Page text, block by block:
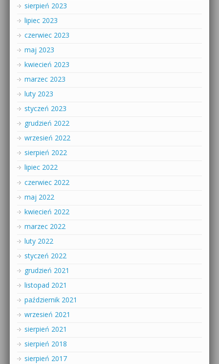
sierpień 2023
lipiec 2023
czerwiec 2023
maj 2023
kwiecień 2023
marzec 2023
luty 2023
styczeń 2023
grudzień 2022
wrzesień 2022
sierpień 2022
lipiec 2022
czerwiec 2022
maj 2022
kwiecień 2022
marzec 2022
luty 2022
styczeń 2022
grudzień 2021
listopad 2021
październik 2021
wrzesień 2021
sierpień 2021
sierpień 2018
sierpień 2017